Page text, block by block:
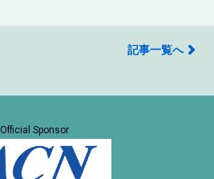
記事一覧へ
Official Sponsor